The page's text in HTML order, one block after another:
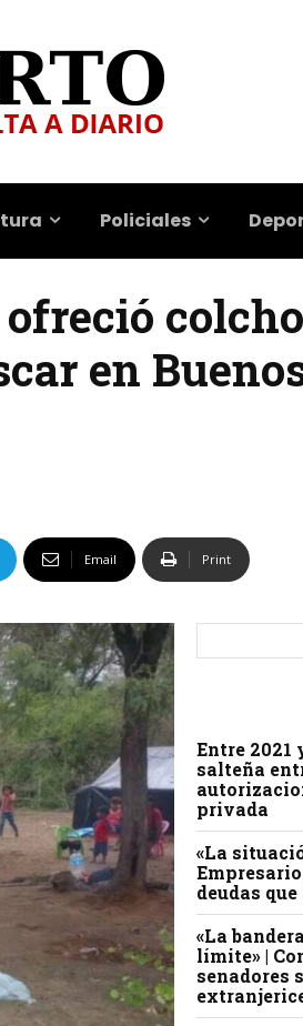
Policiales
en
Email Print
Entre 2021
salteña
privada
«La
deudas
«La
límite» |
senadores